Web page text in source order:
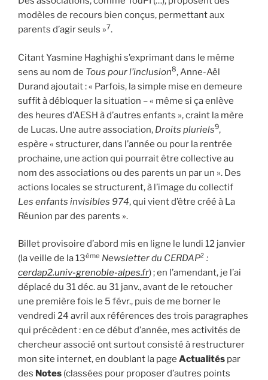
modèles de recours bien conçus, permettant aux
parents d’agir seuls »7.
Citant Yasmine Haghighi s’exprimant dans le même
sens au nom de Tous pour l’inclusion8, Anne-Aël
Durand ajoutait : « Parfois, la simple mise en demeure
suffit à débloquer la situation – « même si ça enlève
des heures d’AESH à d’autres enfants », craint la mère
de Lucas. Une autre association, Droits pluriels9,
espère « structurer, dans l’année ou pour la rentrée
prochaine, une action qui pourrait être collective au
nom des associations ou des parents un par un ». Des
actions locales se structurent, à l’image du collectif
Les enfants invisibles 974, qui vient d’être créé à La
Réunion par des parents ».
Billet provisoire d’abord mis en ligne le lundi 12 janvier
(la veille de la 13ème Newsletter du CERDAP² :
cerdap2.univ-grenoble-alpes.fr) ; en l’amendant, je l’ai
déplacé du 31 déc. au 31 janv., avant de le retoucher
une première fois le 5 févr., puis de me borner le
vendredi 24 avril aux références des trois paragraphes
qui précèdent : en ce début d’année, mes activités de
chercheur associé ont surtout consisté à restructurer
mon site internet, en doublant la page Actualités par
des Notes (classées pour proposer d’autres points